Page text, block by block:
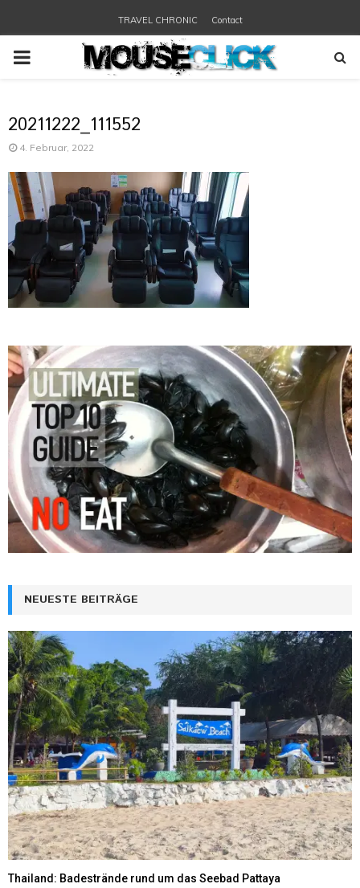
TRAVEL CHRONIC Contact
PRIMARY
20211222_111552
4. Februar, 2022
NEUESTE BEITRÄGE
Thailand: Badestrände rund um das Seebad Pattaya